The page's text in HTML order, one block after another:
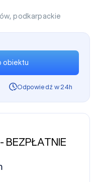
,podkarpackie
obiektu
Odpowiedź w 24h
BEZPŁATNIE